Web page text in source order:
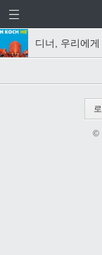
디너, 우리에
©